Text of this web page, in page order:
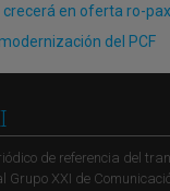
crecerá en oferta ro-pax
del PCF
de referencia del
Grupo XXI de